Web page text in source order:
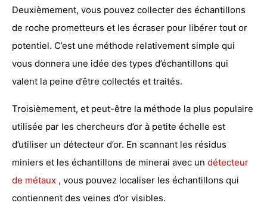
Deuxièmement, vous pouvez collecter des échantillons
de roche prometteurs et les écraser pour libérer tout or
potentiel. C’est une méthode relativement simple qui
vous donnera une idée des types d’échantillons qui
valent la peine d’être collectés et traités.
Troisièmement, et peut-être la méthode la plus populaire
utilisée par les chercheurs d’or à petite échelle est
d’utiliser un détecteur d’or. En scannant les résidus
miniers et les échantillons de minerai avec un détecteur
de métaux , vous pouvez localiser les échantillons qui
contiennent des veines d’or visibles.